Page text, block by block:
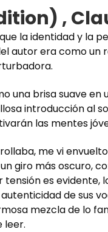
,
la identidad y la
autor era como
una brisa suave
introducción al
las mentes
me vi
giro más oscuro,
es
de sus
mezcla de lo
leer.